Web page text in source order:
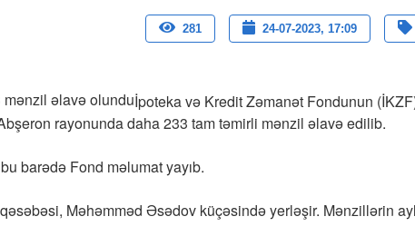
281 24-07-2023, 17:09
İpoteka və Kredit Zəmanət Fondunun
rayonunda daha 233 tam təmirli mənzil əlavə edilib.
barədə Fond məlumat yayıb.
Məhəmməd Əsədov küçəsində yerləşir. Mənzillərin